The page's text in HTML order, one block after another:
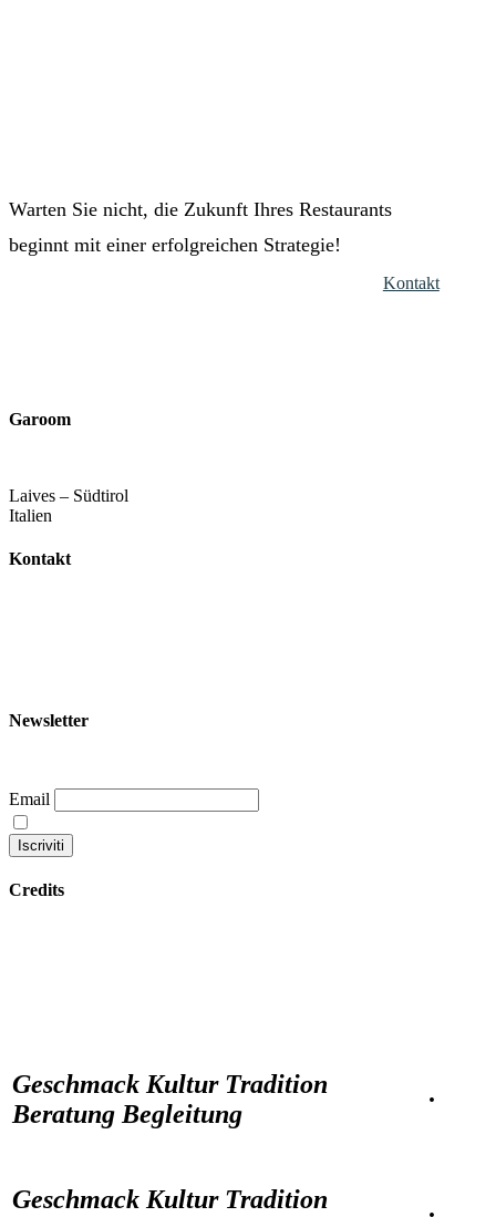
Warten Sie nicht, die Zukunft Ihres Restaurants
beginnt mit einer erfolgreichen Strategie!
Kontakt
Garoom
Laives – Südtirol
Italien
Kontakt
Newsletter
Email
Credits
Geschmack Kultur Tradition
Beratung Begleitung
·
Geschmack Kultur Tradition